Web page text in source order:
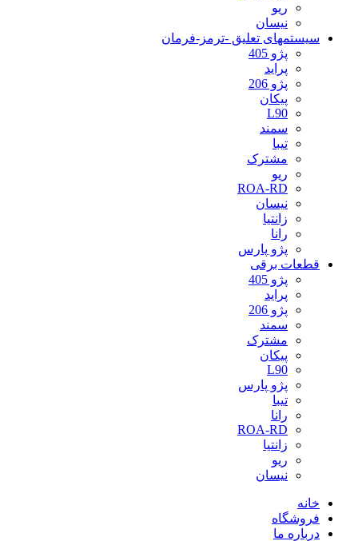
ریو
نیسان
سیستمهای تعلیق -ترمز-فرمان
پژو 405
پراید
پژو 206
پیکان
L90
سمند
تیبا
مشترک
ریو
ROA-RD
نیسان
زانتیا
رانا
پژو پارس
قطعات برقی
پژو 405
پراید
پژو 206
سمند
مشترک
پیکان
L90
پژو پارس
تیبا
رانا
ROA-RD
زانتیا
ریو
نیسان
خانه
فروشگاه
درباره ما